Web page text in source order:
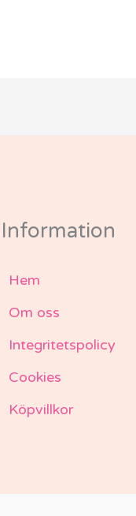
Information
Hem
Om oss
Integritetspolicy
Cookies
Köpvillkor